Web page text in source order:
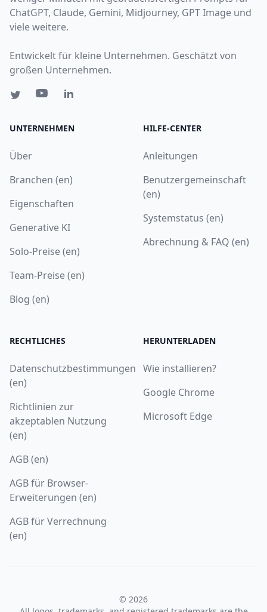
ChatGPT, Claude, Gemini, Midjourney, GPT Image und
viele weitere.
Entwickelt für kleine Unternehmen. Geschätzt von
großen Unternehmen.
UNTERNEHMEN
Über
Branchen (en)
Eigenschaften
Generative KI
Solo-Preise (en)
Team-Preise (en)
Blog (en)
HILFE-CENTER
Anleitungen
Benutzergemeinschaft
(en)
Systemstatus (en)
Abrechnung & FAQ (en)
RECHTLICHES
Datenschutzbestimmungen
(en)
Richtlinien zur
akzeptablen Nutzung
(en)
AGB (en)
AGB für Browser-
Erweiterungen (en)
AGB für Verrechnung
(en)
HERUNTERLADEN
Wie installieren?
Google Chrome
Microsoft Edge
© 2026